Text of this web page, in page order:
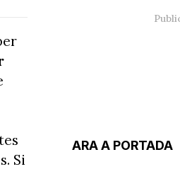
ARA A PORTADA
Si